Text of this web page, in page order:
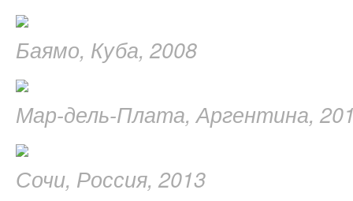
Баямо, Куба, 2008
Мар-дель-Плата, Аргентина,
Сочи, Россия, 2013